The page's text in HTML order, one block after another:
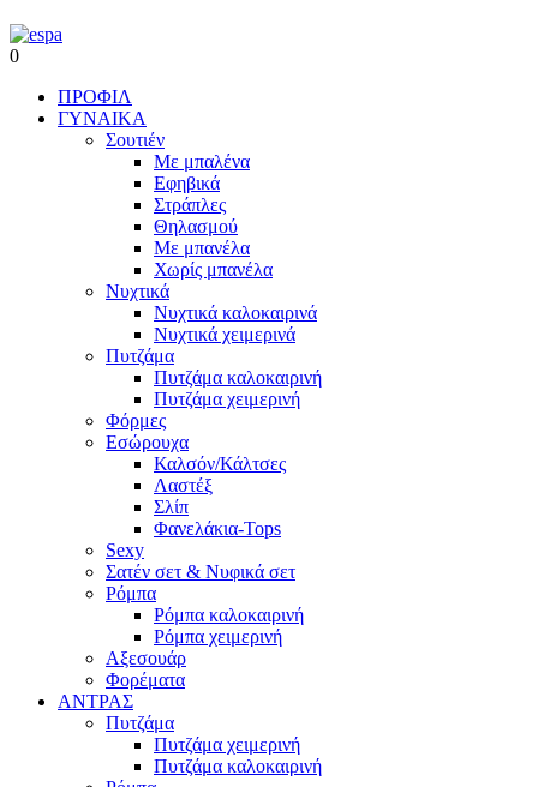
0
ΠΡΟΦΙΛ
ΓΥΝΑΙΚΑ
Σουτιέν
Με μπαλένα
Εφηβικά
Στράπλες
Θηλασμού
Με μπανέλα
Χωρίς μπανέλα
Νυχτικά
Νυχτικά καλοκαιρινά
Νυχτικά χειμερινά
Πυτζάμα
Πυτζάμα καλοκαιρινή
Πυτζάμα χειμερινή
Φόρμες
Εσώρουχα
Καλσόν/Κάλτσες
Λαστέξ
Σλίπ
Φανελάκια-Tops
Sexy
Σατέν σετ & Νυφικά σετ
Ρόμπα
Ρόμπα καλοκαιρινή
Ρόμπα χειμερινή
Αξεσουάρ
Φορέματα
ΑΝΤΡΑΣ
Πυτζάμα
Πυτζάμα χειμερινή
Πυτζάμα καλοκαιρινή